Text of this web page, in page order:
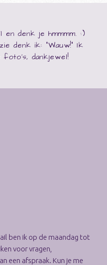
denk je hmmmm. :)
denk ik: "Wauw!" Ik
dankjewel!
ben ik op de maandag tot
voor vragen,
een afspraak. Kun je me